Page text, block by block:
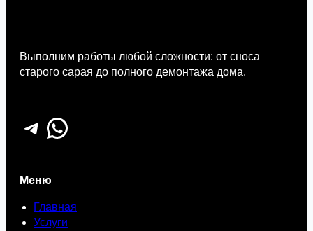
Выполним работы любой сложности: от сноса
старого сарая до полного демонтажа дома.
Telegram WhatsApp
Меню
Главная
Услуги